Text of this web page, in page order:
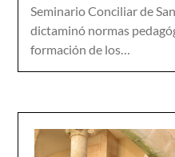
Seminario Conciliar de
dictaminó normas
formación de los…